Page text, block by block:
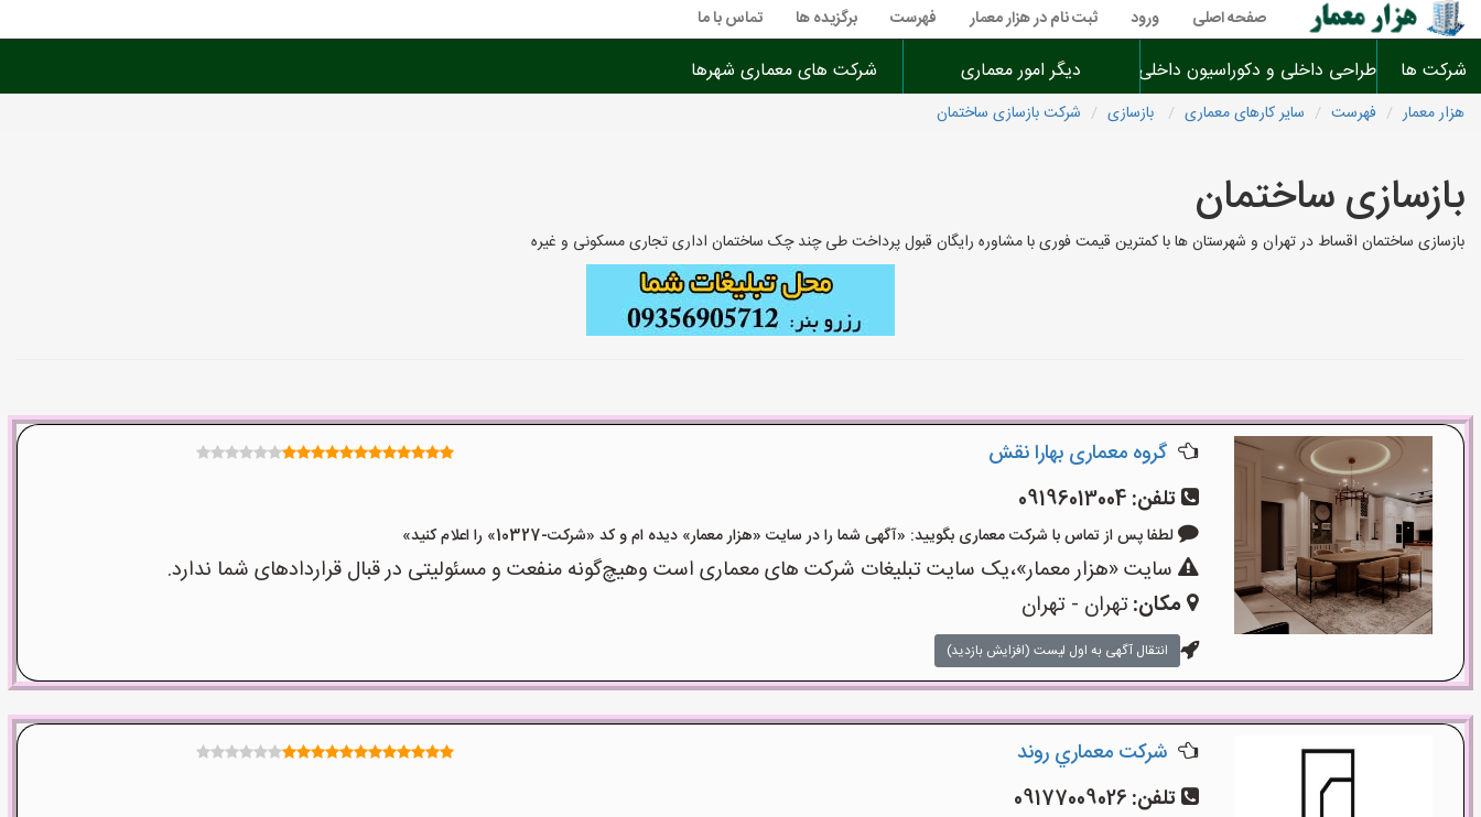
صفحه اصلی ورود ثبت نام در هزار معمار فهرست برگزیده ها تماس با ما
شرکت ها طراحی داخلی و دکوراسیون داخلی دیگر امور معماری شرکت های معماری شهرها
هزار معمار فهرست سایر کارهای معماری بازسازی شرکت بازسازی ساختمان
بازسازی ساختمان
بازسازی ساختمان اقساط در تهران و شهرستان ها با کمترین قیمت فوری با مشاوره رایگان قبول پرداخت طی چند چک ساختمان اداری تجاری مسکونی و غیره
گروه معماری بهارا نقش
تلفن: 09196013004
لطفا پس از تماس با شرکت معماری بگویید: «آگهی شما را در سایت «هزار معمار» دیده ام و کد «شرکت-10327» را اعلام کنید»
سایت «هزار معمار»،یک سایت تبلیغات شرکت های معماری است وهیچ‌گونه منفعت و مسئولیتی در قبال قراردادهای شما ندارد.
مکان:تهران - تهران
انتقال آگهی به اول لیست (افزایش بازدید)
شركت معماري روند
تلفن: 09177009026